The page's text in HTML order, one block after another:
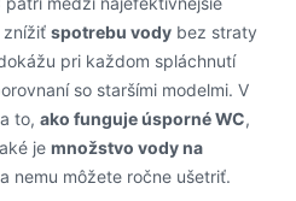
znížiťspotrebu vody bez straty
pri každom spláchnutí
so staršími modelmi. V
to,ako funguje úsporné WC,
jemnožstvo vody na
nemu môžete ročne ušetriť.